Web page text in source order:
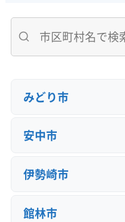
みどり市
安中市
伊勢崎市
館林市